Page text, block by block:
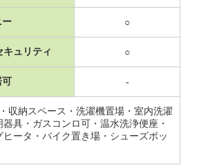
ー ○
キュリティ ○
可 -
収納スペース・洗濯機置場・室内洗濯
具・ガスコンロ可・温水洗浄便座・
ータ・バイク置き場・シューズボッ